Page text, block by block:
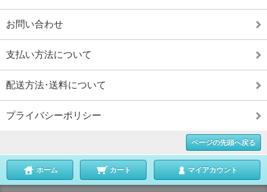
お問い合わせ
支払い方法について
配送方法･送料について
プライバシーポリシー
ページの先頭へ戻る
ホーム カート マイアカウント